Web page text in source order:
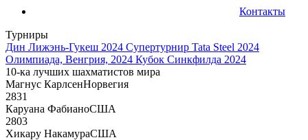
Контакты
Турниры
Дин Лижэнь-Гукеш 2024 Супертурнир Tata Steel 2024
Олимпиада, Венгрия, 2024 Кубок Синкфилда 2024
10-ка лучших шахматистов мира
Магнус КарлсенНорвегия
2831
Каруана ФабианоСША
2803
Хикару НакамураСША